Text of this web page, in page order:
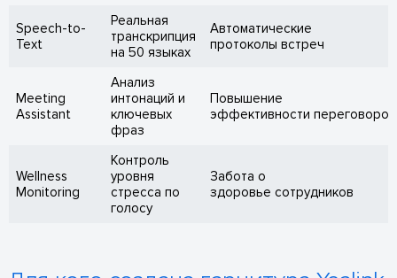
Speech-to-
Text
Реальная
транскрипция
на 50 языках
Автоматические
протоколы встреч
Meeting
Assistant
Анализ
интонаций и
ключевых
фраз
Повышение
эффективности переговоров
Wellness
Monitoring
Контроль
уровня
стресса по
голосу
Забота о
здоровье сотрудников